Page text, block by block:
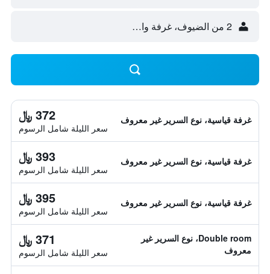
2 من الضيوف، غرفة واحدة
غرفة قياسية، نوع السرير غير معروف 372 ﷼
سعر الليلة شامل الرسوم
غرفة قياسية، نوع السرير غير معروف 393 ﷼
سعر الليلة شامل الرسوم
غرفة قياسية، نوع السرير غير معروف 395 ﷼
سعر الليلة شامل الرسوم
Double room، نوع السرير غير
معروف
371 ﷼
سعر الليلة شامل الرسوم